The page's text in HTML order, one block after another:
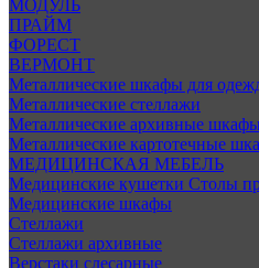
МОДУЛЬ
ПРАЙМ
ФОРЕСТ
ВЕРМОНТ
Металлические шкафы для
Металлические стеллажи
Металлические архивные
Металлические картотечные
МЕДИЦИНСКАЯ МЕБЕЛЬ
Медицинские кушетки Столы
Медицинские шкафы
Стеллажи
Стеллажи архивные
Верстаки слесарные